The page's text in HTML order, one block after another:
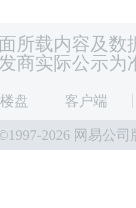
所载内容及数
商实际公示为
盘 客户端
2026 网易公